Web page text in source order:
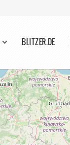
BLITZER.DE